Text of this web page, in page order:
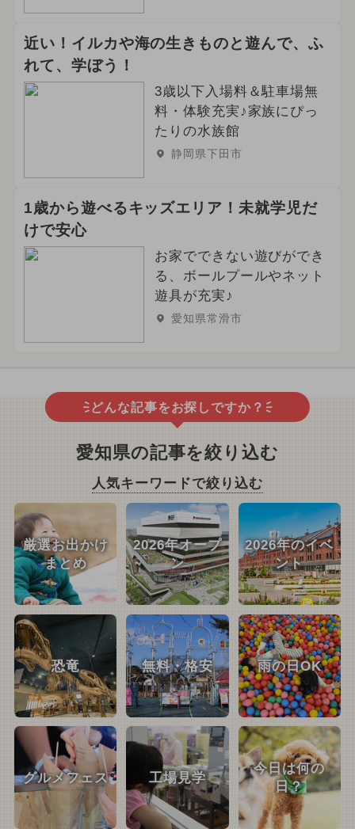
近い！イルカや海の生きものと遊んで、ふ
れて、学ぼう！
3歳以下入場料＆駐車場無
料・体験充実♪家族にぴっ
たりの水族館
静岡県下田市
1歳から遊べるキッズエリア！未就学児だ
けで安心
お家でできない遊びができ
る、ボールプールやネット
遊具が充実♪
愛知県常滑市
どんな記事をお探しですか？
愛知県の記事を絞り込む
人気キーワードで絞り込む
厳選お出かけ
まとめ
2026年オープ
ン
2026年のイベ
ント
恐竜 無料・格安 雨の日OK
グルメフェス 工場見学
今日は何の
日？